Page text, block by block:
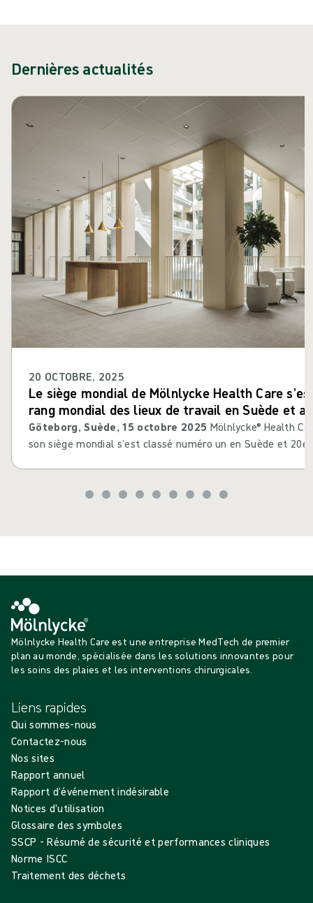
Dernières actualités
Passer le carrousel
20 OCTOBRE, 2025
Le siège mondial de Mölnlycke Health Care
rang mondial des lieux de travail en Suède et
dans l’enquête Leesman sur l’expérience sur
Göteborg, Suède, 15 octobre 2025 Mölnlycke® Health
son siège mondial s’est classé numéro un en Suède et
Mölnlycke Health Care est une entreprise MedTech de premier
plan au monde, spécialisée dans les solutions innovantes pour
les soins des plaies et les interventions chirurgicales.
Liens rapides
Qui sommes-nous
Contactez-nous
Nos sites
Rapport annuel
Rapport d’événement indésirable
Notices d'utilisation
Glossaire des symboles
SSCP - Résumé de sécurité et performances cliniques
Norme ISCC
Traitement des déchets